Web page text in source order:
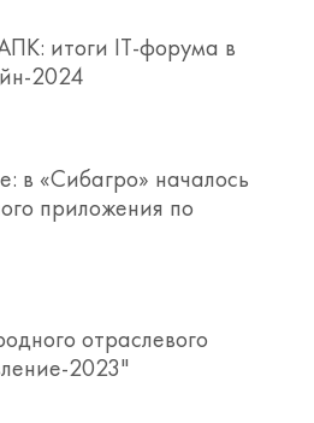
Райту;
совокупности
(оценок
коэффициента
(дисперсионный и
метод);
ценности животных
показателей,
итоги IT-форума в
2024
в «Сибагро» началось
приложения по
отраслевого
2023"